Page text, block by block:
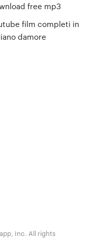
free mp3
film completi in
damore
Inc. All rights